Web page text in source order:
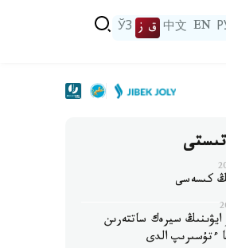
EN
中文 ق ز ЎЗ
كىسەسى
سيرەك ساتتەرىن
ءتۇسىرىپ الدى